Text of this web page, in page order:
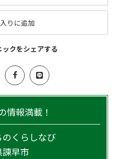
りに追加
クをシェアする
情報満載！
くらしなび
諫早市